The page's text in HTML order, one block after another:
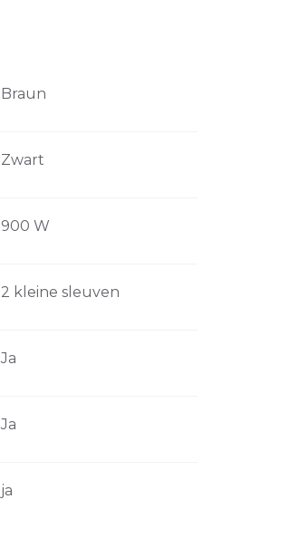
Braun
Zwart
900 W
2 kleine sleuven
Ja
Ja
ja